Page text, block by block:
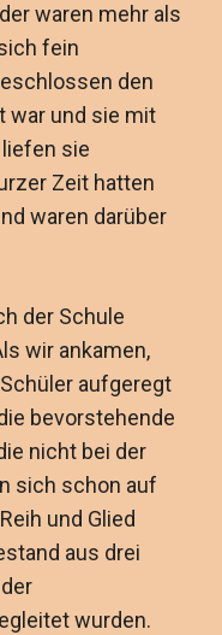
waren mehr als
fein
den
war und sie mit
sie
Zeit hatten
waren darüber
der Schule
wir ankamen,
aufgeregt
bevorstehende
nicht bei der
sich schon auf
und Glied
aus drei
wurden.